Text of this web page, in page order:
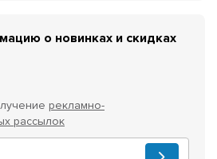
о новинках и скидках
рекламно-
рассылок